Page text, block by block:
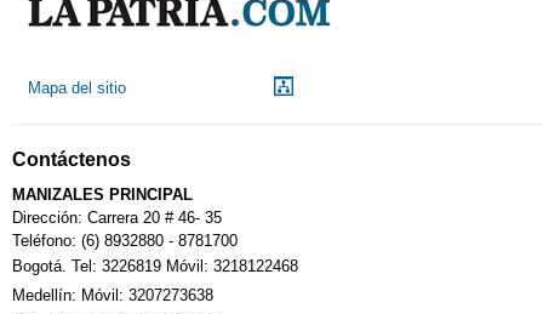
Mapa del sitio
Contáctenos
MANIZALES PRINCIPAL
Dirección: Carrera 20 # 46- 35
Teléfono: (6) 8932880 - 8781700
Bogotá. Tel: 3226819 Móvil: 3218122468
Medellín: Móvil: 3207273638